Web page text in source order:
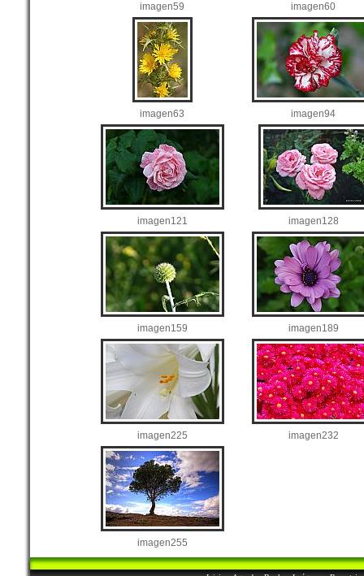
imagen59 imagen60
imagen63 imagen94
imagen121 imagen128
imagen159 imagen189
imagen225 imagen232
imagen255